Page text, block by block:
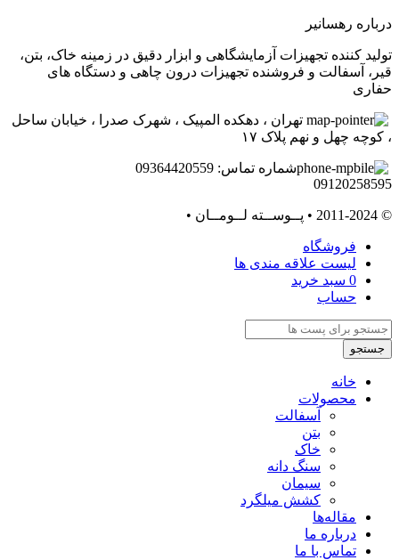
درباره رهسانیر
تولید کننده تجهیزات آزمایشگاهی و ابزار دقیق در زمینه خاک، بتن،
قیر، آسفالت و فروشنده تجهیزات درون چاهی و دستگاه های
حفاری
تهران ، دهکده المپیک ، شهرک صدرا ، خیابان ساحل
، کوچه چهل و نهم پلاک ۱۷
شماره تماس: 09364420559
09120258595
© 2011-2024 • پــوســته لــومــان •
فروشگاه
لیست علاقه مندی ها
0 سبد خرید
حساب
جستجو
خانه
محصولات
آسفالت
بتن
خاک
سنگ دانه
سیمان
کشش میلگرد
مقاله‌ها
درباره ما
تماس با ما